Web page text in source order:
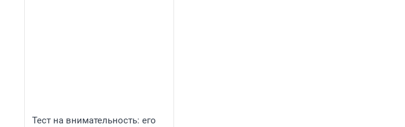
Тест на внимательность: его